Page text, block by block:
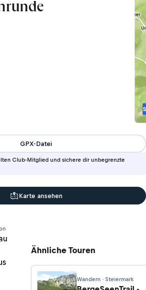
Club-Mitglied und sichere dir unbegrenzte
GPX-Datei
Karte ansehen
Ähnliche Touren
Wandern · Steiermark